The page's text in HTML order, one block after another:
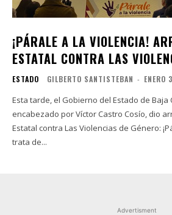
¡PÁRALE A LA VIOLENCIA!
ESTATAL CONTRA LAS
ESTADO GILBERTO SANTISTEBAN -
Esta tarde, el Gobierno del Estado de Baja
encabezado por Víctor Castro Cosío, dio
Estatal contra Las Violencias de Género:
trata de...
Advertisment